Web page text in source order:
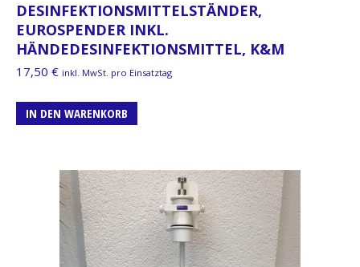
DESINFEKTIONSMITTELSTÄNDER,
EUROSPENDER INKL.
HÄNDEDESINFEKTIONSMITTEL, K&M
17,50 € inkl. MwSt. pro Einsatztag
IN DEN WARENKORB